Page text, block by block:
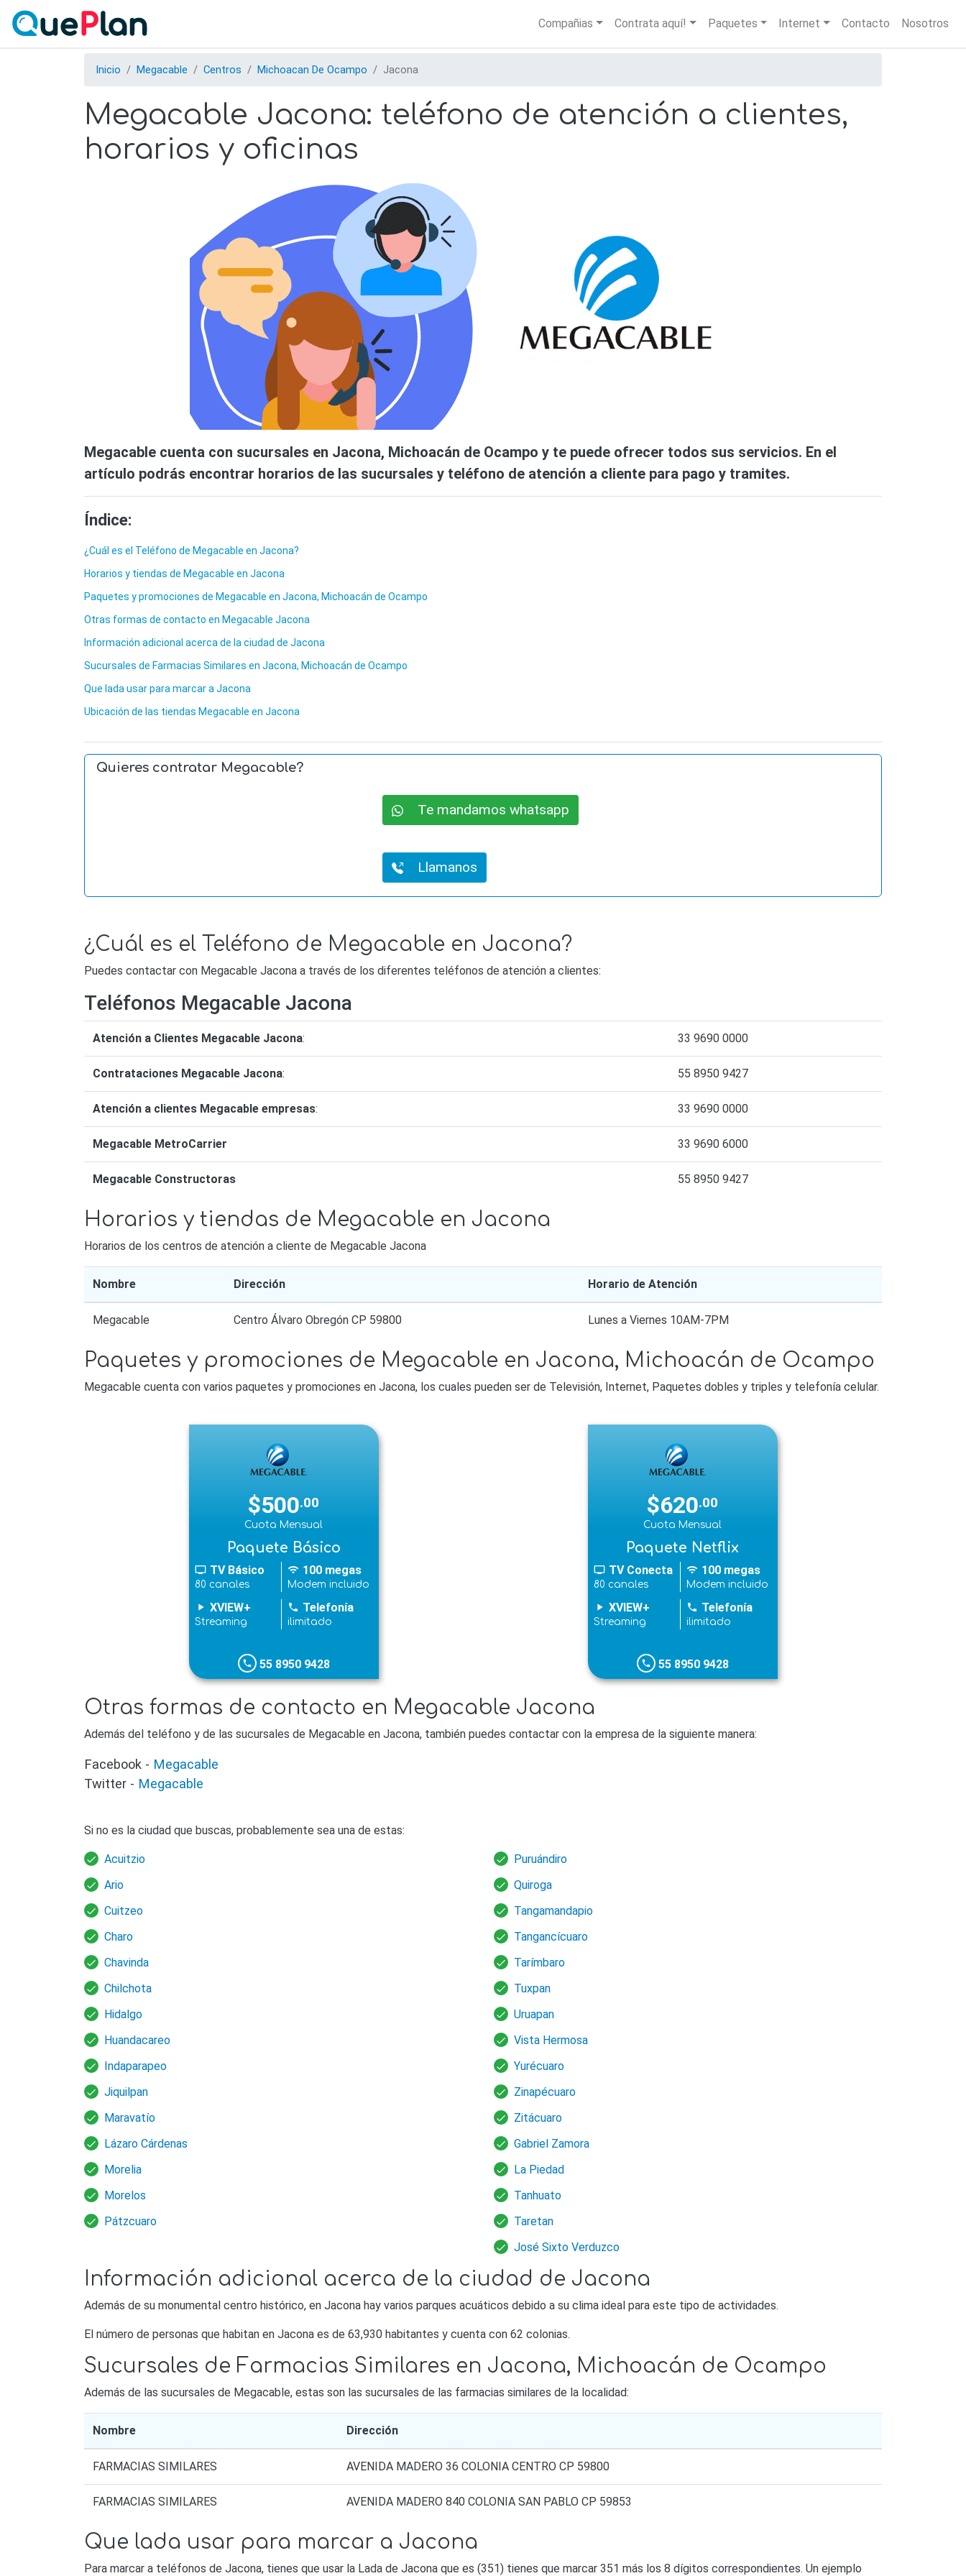
Main navigation
Compañias Contrata aquí! Paquetes Internet Contacto Nosotros
Inicio Megacable Centros Michoacan De Ocampo Jacona
Megacable Jacona: teléfono de atención a clientes,
horarios y oficinas
Megacable cuenta con sucursales en Jacona, Michoacán de Ocampo y te puede ofrecer todos sus servicios. En el
artículo podrás encontrar horarios de las sucursales y teléfono de atención a cliente para pago y tramites.
Índice:
¿Cuál es el Teléfono de Megacable en Jacona?
Horarios y tiendas de Megacable en Jacona
Paquetes y promociones de Megacable en Jacona, Michoacán de Ocampo
Otras formas de contacto en Megacable Jacona
Información adicional acerca de la ciudad de Jacona
Sucursales de Farmacias Similares en Jacona, Michoacán de Ocampo
Que lada usar para marcar a Jacona
Ubicación de las tiendas Megacable en Jacona
Quieres contratar Megacable?
Te mandamos whatsapp
Llamanos
¿Cuál es el Teléfono de Megacable en Jacona?
Puedes contactar con Megacable Jacona a través de los diferentes teléfonos de atención a clientes:
Teléfonos Megacable Jacona
Atención a Clientes Megacable Jacona: 33 9690 0000
Contrataciones Megacable Jacona: 55 8950 9427
Atención a clientes Megacable empresas: 33 9690 0000
Megacable MetroCarrier 33 9690 6000
Megacable Constructoras 55 8950 9427
Horarios y tiendas de Megacable en Jacona
Horarios de los centros de atención a cliente de Megacable Jacona
Nombre Dirección Horario de Atención
Megacable Centro Álvaro Obregón CP 59800 Lunes a Viernes 10AM-7PM
Paquetes y promociones de Megacable en Jacona, Michoacán de Ocampo
Megacable cuenta con varios paquetes y promociones en Jacona, los cuales pueden ser de Televisión, Internet, Paquetes dobles y triples y telefonía celular.
$500.00
Cuota Mensual
Paquete Básico
tv TV Básico
80 canales
wifi 100 megas
Modem incluido
play_arrow XVIEW+
Streaming
phone Telefonía
ilimitado
phone 55 8950 9428
$620.00
Cuota Mensual
Paquete Netflix
tv TV Conecta
80 canales
wifi 100 megas
Modem incluido
play_arrow XVIEW+
Streaming
phone Telefonía
ilimitado
phone 55 8950 9428
Otras formas de contacto en Megacable Jacona
Además del teléfono y de las sucursales de Megacable en Jacona, también puedes contactar con la empresa de la siguiente manera:
Facebook - Megacable
Twitter - Megacable
Si no es la ciudad que buscas, probablemente sea una de estas:
Acuitzio
Ario
Cuitzeo
Charo
Chavinda
Chilchota
Hidalgo
Huandacareo
Indaparapeo
Jiquilpan
Maravatío
Lázaro Cárdenas
Morelia
Morelos
Pátzcuaro
Puruándiro
Quiroga
Tangamandapio
Tangancícuaro
Tarímbaro
Tuxpan
Uruapan
Vista Hermosa
Yurécuaro
Zinapécuaro
Zitácuaro
Gabriel Zamora
La Piedad
Tanhuato
Taretan
José Sixto Verduzco
Información adicional acerca de la ciudad de Jacona
Además de su monumental centro histórico, en Jacona hay varios parques acuáticos debido a su clima ideal para este tipo de actividades.
El número de personas que habitan en Jacona es de 63,930 habitantes y cuenta con 62 colonias.
Sucursales de Farmacias Similares en Jacona, Michoacán de Ocampo
Además de las sucursales de Megacable, estas son las sucursales de las farmacias similares de la localidad:
Nombre Dirección
FARMACIAS SIMILARES AVENIDA MADERO 36 COLONIA CENTRO CP 59800
FARMACIAS SIMILARES AVENIDA MADERO 840 COLONIA SAN PABLO CP 59853
Que lada usar para marcar a Jacona
Para marcar a teléfonos de Jacona, tienes que usar la Lada de Jacona que es (351) tienes que marcar 351 más los 8 dígitos correspondientes. Un ejemplo